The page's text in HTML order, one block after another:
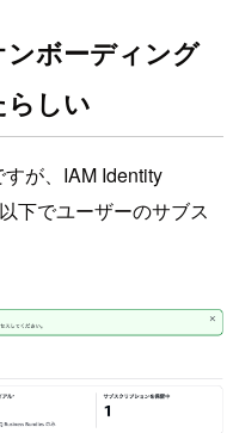
ボーディング
しい
が、IAM Identity
下でユーザーのサブス